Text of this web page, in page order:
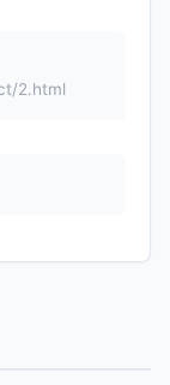
2.html